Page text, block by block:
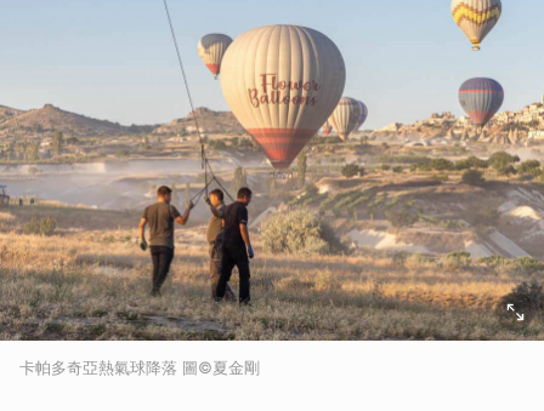
卡帕多奇亞熱氣球降落 圖©夏金剛